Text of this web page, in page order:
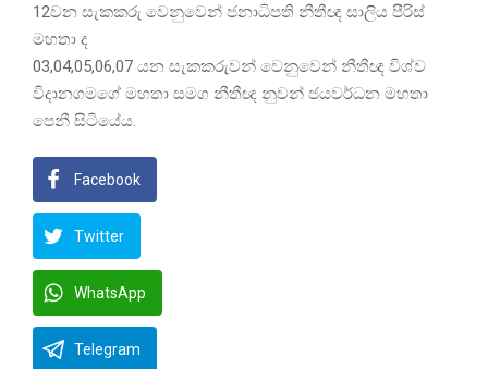
12වන සැකකරු වෙනුවෙන් ජනාධිපති නීතීඥ සාලිය පීරිස්
මහතා ද
03,04,05,06,07 යන සැකකරුවන් වෙනුවෙන් නීතීඥ විශ්ව
විදානගමගේ මහතා සමග නීතීඥ නුවන් ජයවර්ධන මහතා
පෙනී සිටියේය.
Facebook
Twitter
WhatsApp
Telegram